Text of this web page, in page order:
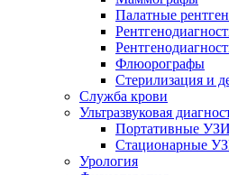
Палатные
Флюорографы
Стерилизация и
Служба крови
Ультразвуковая
Портативные
Стационарные
Урология